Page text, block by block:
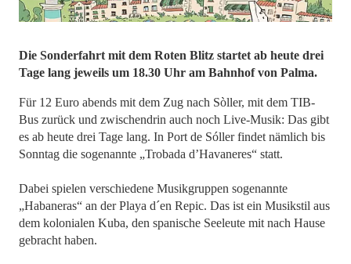
Die Sonderfahrt mit dem Roten Blitz startet ab heute drei
Tage lang jeweils um 18.30 Uhr am Bahnhof von Palma.
Für 12 Euro abends mit dem Zug nach Sòller, mit dem TIB-
Bus zurück und zwischendrin auch noch Live-Musik: Das gibt
es ab heute drei Tage lang. In Port de Sóller findet nämlich bis
Sonntag die sogenannte „Trobada d’Havaneres“ statt.
Dabei spielen verschiedene Musikgruppen sogenannte
„Habaneras“ an der Playa d´en Repic. Das ist ein Musikstil aus
dem kolonialen Kuba, den spanische Seeleute mit nach Hause
gebracht haben.